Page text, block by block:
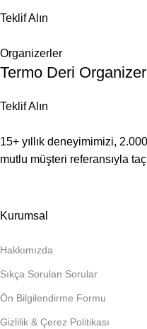
Teklif Alın
Organizerler
Termo Deri
Teklif Alın
15+ yıllık deneyimimizi,
mutlu müşteri referansıyla
Kurumsal
Hakkımızda
Sıkça Sorulan Sorular
Ön Bilgilendirme Formu
Gizlilik & Çerez Politikası